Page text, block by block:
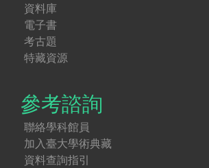
資料庫
電子書
考古題
特藏資源
參考諮詢
聯絡學科館員
加入臺大學術典藏
資料查詢指引